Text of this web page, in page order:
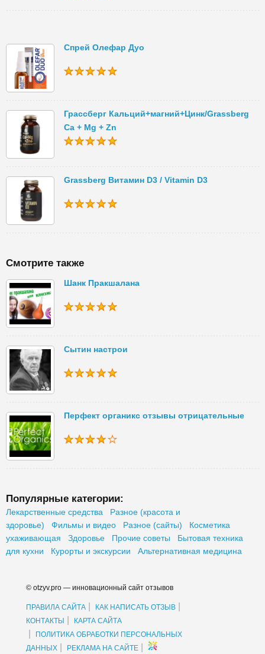
Спрей Олефар Дуо
Грассберг Кальций+магний+Цинк/Grassberg
Ca + Mg + Zn
Grassberg Витамин D3 / Vitamin D3
Смотрите также
Шанк Пракшалана
Сытин настрои
Перфект органикс отзывы отрицательные
Популярные категории:
Лекарственные средства
Разное (красота и
здоровье)
Фильмы и видео Разное (сайты)
Косметика
ухаживающая
Здоровье Прочие советы
Бытовая техника
для кухни
Курорты и экскурсии Альтернативная медицина
© otzyv.pro — инновационный сайт отзывов
ПРАВИЛА САЙТА КАК НАПИСАТЬ ОТЗЫВ
КОНТАКТЫ КАРТА САЙТА
ПОЛИТИКА ОБРАБОТКИ ПЕРСОНАЛЬНЫХ
ДАННЫХ
РЕКЛАМА НА САЙТЕ